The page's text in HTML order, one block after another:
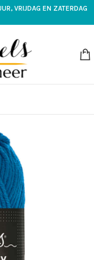
VRIJDAG EN ZATERDAG